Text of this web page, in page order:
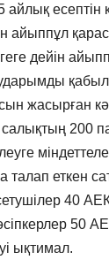
айлық есептін
айыппұл
дейін
жасырған
салықтың 200
талап еткен
40
50
ықтимал.